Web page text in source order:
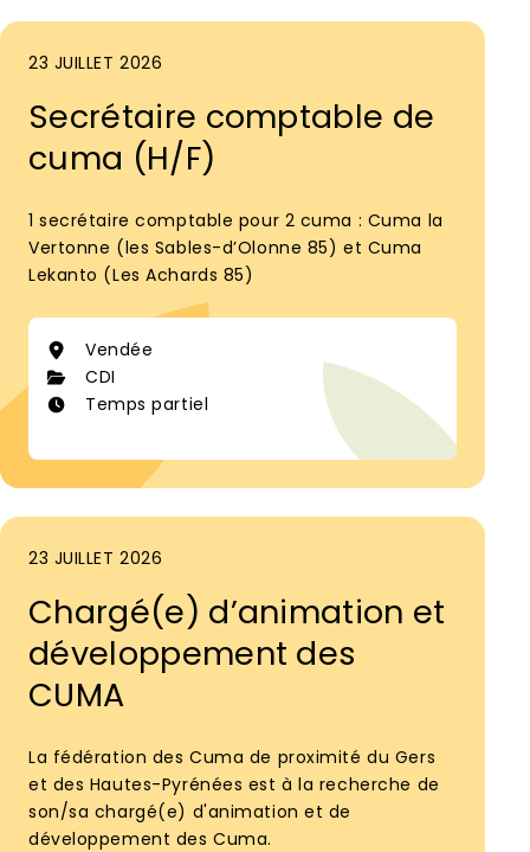
23 JUILLET 2026
Secrétaire comptable de
cuma (H/F)
1 secrétaire comptable pour 2 cuma : Cuma la
Vertonne (les Sables-d’Olonne 85) et Cuma
Lekanto (Les Achards 85)
Vendée
CDI
Temps partiel
23 JUILLET 2026
Chargé(e) d’animation et
développement des
CUMA
La fédération des Cuma de proximité du Gers
et des Hautes-Pyrénées est à la recherche de
son/sa chargé(e) d'animation et de
développement des Cuma.